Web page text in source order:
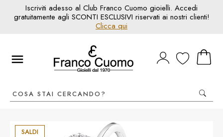
Iscriviti adesso al Club Franco Cuomo gioielli. Accedi
gratuitamente agli SCONTI ESCLUSIVI riservati ai nostri clienti!
Clicca qui
SALDI